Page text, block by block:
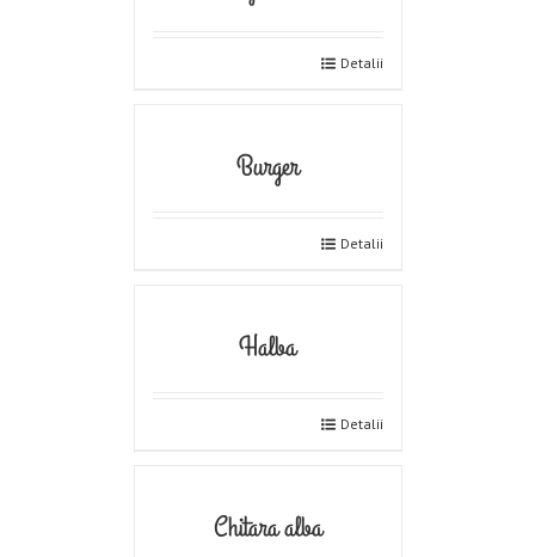
Detalii
Burger
Detalii
Halba
Detalii
Chitara alba